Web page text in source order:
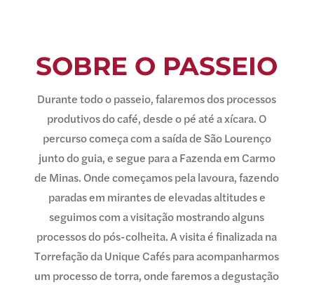
SOBRE O PASSEIO
Durante todo o passeio, falaremos dos processos
produtivos do café, desde o pé até a xícara. O
percurso começa com a saída de São Lourenço
junto do guia, e segue para a Fazenda em Carmo
de Minas. Onde começamos pela lavoura, fazendo
paradas em mirantes de elevadas altitudes e
seguimos com a visitação mostrando alguns
processos do pós-colheita. A visita é finalizada na
Torrefação da Unique Cafés para acompanharmos
um processo de torra, onde faremos a degustação